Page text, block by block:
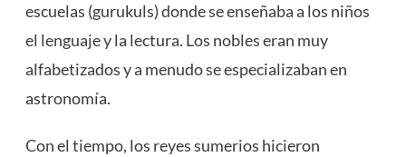
escuelas (gurukuls) donde se enseñaba a los niños
el lenguaje y la lectura. Los nobles eran muy
alfabetizados y a menudo se especializaban en
astronomía.
Con el tiempo, los reyes sumerios hicieron